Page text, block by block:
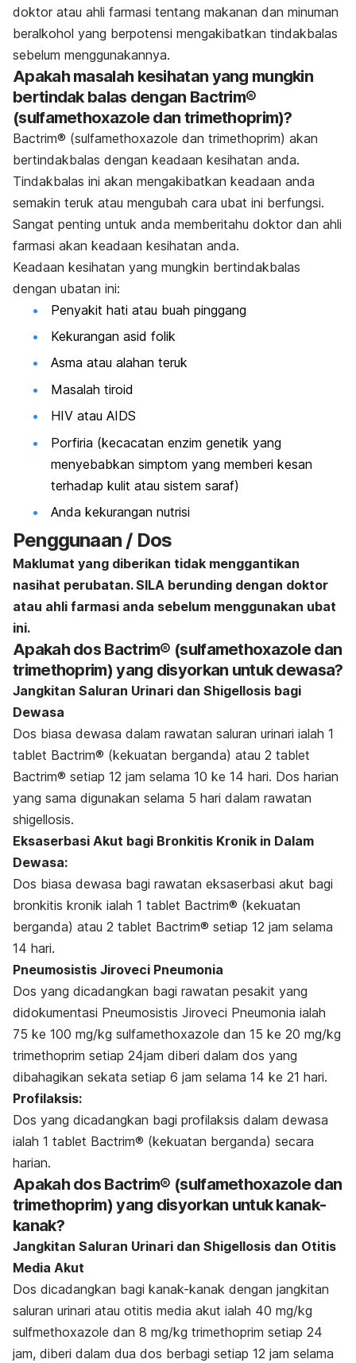
doktor atau ahli farmasi tentang makanan dan minuman
beralkohol yang berpotensi mengakibatkan tindakbalas
sebelum menggunakannya.
Apakah masalah kesihatan yang mungkin
bertindak balas dengan Bactrim®
(sulfamethoxazole dan trimethoprim)?
Bactrim® (sulfamethoxazole dan trimethoprim) akan
bertindakbalas dengan keadaan kesihatan anda.
Tindakbalas ini akan mengakibatkan keadaan anda
semakin teruk atau mengubah cara ubat ini berfungsi.
Sangat penting untuk anda memberitahu doktor dan ahli
farmasi akan keadaan kesihatan anda.
Keadaan kesihatan yang mungkin bertindakbalas
dengan ubatan ini:
Penyakit hati atau buah pinggang
Kekurangan asid folik
Asma atau alahan teruk
Masalah tiroid
HIV atau AIDS
Porfiria (kecacatan enzim genetik yang
menyebabkan simptom yang memberi kesan
terhadap kulit atau sistem saraf)
Anda kekurangan nutrisi
Penggunaan / Dos
Maklumat yang diberikan tidak menggantikan
nasihat perubatan. SILA berunding dengan doktor
atau ahli farmasi anda sebelum menggunakan ubat
ini.
Apakah dos Bactrim® (sulfamethoxazole dan
trimethoprim) yang disyorkan untuk dewasa?
Jangkitan Saluran Urinari dan Shigellosis bagi
Dewasa
Dos biasa dewasa dalam rawatan saluran urinari ialah 1
tablet Bactrim® (kekuatan berganda) atau 2 tablet
Bactrim® setiap 12 jam selama 10 ke 14 hari. Dos harian
yang sama digunakan selama 5 hari dalam rawatan
shigellosis.
Eksaserbasi Akut bagi Bronkitis Kronik in Dalam
Dewasa:
Dos biasa dewasa bagi rawatan eksaserbasi akut bagi
bronkitis kronik ialah 1 tablet Bactrim® (kekuatan
berganda) atau 2 tablet Bactrim® setiap 12 jam selama
14 hari.
Pneumosistis Jiroveci Pneumonia
Dos yang dicadangkan bagi rawatan pesakit yang
didokumentasi Pneumosistis Jiroveci Pneumonia ialah
75 ke 100 mg/kg sulfamethoxazole dan 15 ke 20 mg/kg
trimethoprim setiap 24jam diberi dalam dos yang
dibahagikan sekata setiap 6 jam selama 14 ke 21 hari.
Profilaksis:
Dos yang dicadangkan bagi profilaksis dalam dewasa
ialah 1 tablet Bactrim® (kekuatan berganda) secara
harian.
Apakah dos Bactrim® (sulfamethoxazole dan
trimethoprim) yang disyorkan untuk kanak-
kanak?
Jangkitan Saluran Urinari dan Shigellosis dan Otitis
Media Akut
Dos dicadangkan bagi kanak-kanak dengan jangkitan
saluran urinari atau otitis media akut ialah 40 mg/kg
sulfmethoxazole dan 8 mg/kg trimethoprim setiap 24
jam, diberi dalam dua dos berbagi setiap 12 jam selama